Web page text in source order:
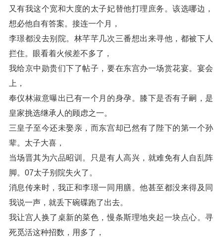
又有我这个宽和大度的太子妃替他打理庶务。该选哪边，
想必他自有答案。接连一个月，
李璟都没去别院。林芊芊几次三番想出来寻他，都被下人
拦住。眼看着火候差不多了，
我给京中勋贵们下了帖子，要在东宫办一场赏花宴。宴会
上，
奉仪林淑意曝出已有一个月的身孕。膝下是否有子嗣，是
皇家挑选继承人的顾虑之一。
三皇子至今还未娶亲，而东宫却已然有了陛下的第一个孙
辈。太子大喜，
当场晋其为六品昭训。只是有人高兴，就难免有人自乱阵
脚。07太子别院失火了。
消息传来时，我正和李璟一同用膳。他甚至都没来得及同
我说一声，就丢下碗碟跑了出去。
我让宫人换了桌新的菜色，慢条斯理地夹起一块点心。寻
死觅活这种招数，用多了，